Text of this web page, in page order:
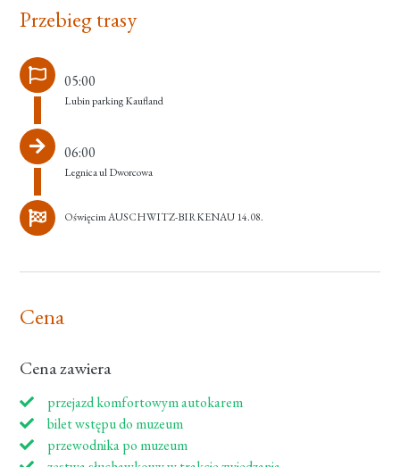
Przebieg trasy
05:00
Lubin parking Kaufland
06:00
Legnica ul Dworcowa
Oświęcim AUSCHWITZ-BIRKENAU 14.08.
Cena
Cena zawiera
przejazd komfortowym autokarem
bilet wstępu do muzeum
przewodnika po muzeum